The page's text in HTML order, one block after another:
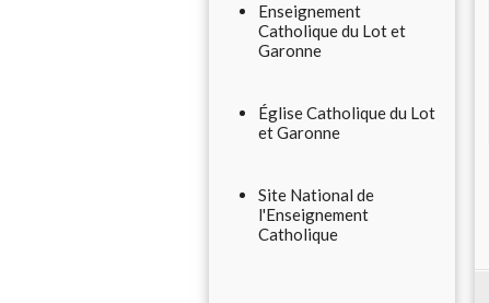
Enseignement
Catholique du Lot et
Garonne
Église Catholique du Lot
et Garonne
Site National de
l'Enseignement
Catholique